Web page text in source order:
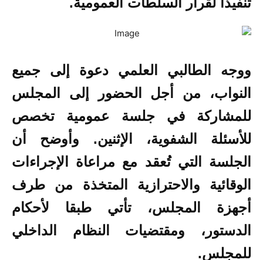
ووجه الطالبي العلمي دعوة إلى جميع
النواب، من أجل الحضور إلى المجلس
للمشاركة في جلسة عمومية تخصص
للأسئلة الشفوية، الإثنين. وأوضح أن
الجلسة التي تُعقد مع مراعاة الإجراءات
الوقائية والاحترازية المتخذة من طرف
أجهزة المجلس، تأتي طبقا لأحكام
الدستور، ومقتضيات النظام الداخلي
للمجلس.